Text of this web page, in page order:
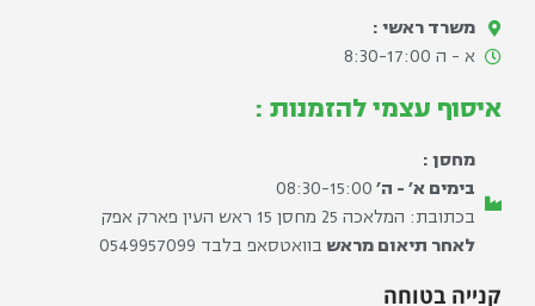
משרד ראשי :
א - ה 8:30-17:00​
איסוף עצמי להזמנות :
מחסן :
בימים א׳ - ה׳08:30-15:00
בכתובת: המלאכה 25 מחסן 15 ראש העין פארק אפק
לאחר תיאום מראש בוואטסאפ בלבד ⁦0549957099⁩
קנייה בטוחה